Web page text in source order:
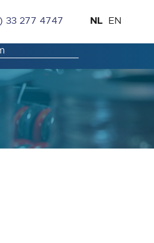
33 277 4747
de
inhoud
Taal
NL EN